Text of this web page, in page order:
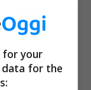
your
data for the